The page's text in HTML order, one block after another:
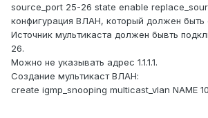
source_port 25-26 state enable
конфигурация ВЛАН, который должен быть
Источник мультикаста должен бывть
26.
Можно не указывать адрес 1.1.1.1.
Создание мультикаст ВЛАН:
create igmp_snooping multicast_vlan NAME